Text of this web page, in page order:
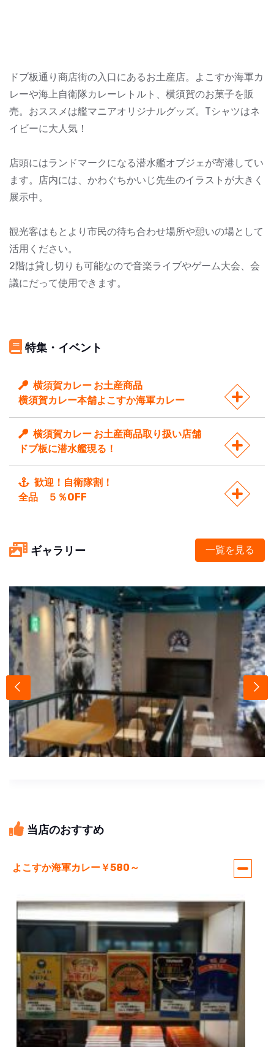
ドブ板通り商店街の入口にあるお土産店。よこすか海軍カ
レーや海上自衛隊カレーレトルト、横須賀のお菓子を販
売。おススメは艦マニアオリジナルグッズ。Tシャツはネ
イビーに大人気！
店頭にはランドマークになる潜水艦オブジェが寄港してい
ます。店内には、かわぐちかいじ先生のイラストが大きく
展示中。
観光客はもとより市民の待ち合わせ場所や憩いの場として
活用ください。
2階は貸し切りも可能なので音楽ライブやゲーム大会、会
議にだって使用できます。
特集・イベント
横須賀カレー お土産商品
横須賀カレー本舗よこすか海軍カレー
横須賀カレー お土産商品取り扱い店舗
ドブ板に潜水艦現る！
歓迎！自衛隊割！
全品 ５％OFF
ギャラリー 一覧を見る
当店のおすすめ
よこすか海軍カレー￥580～